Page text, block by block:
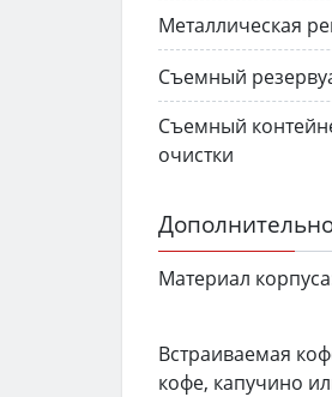
Металлическая
Съемный
Съемный
очистки
Материал
Встраиваемая
кофе, капучино